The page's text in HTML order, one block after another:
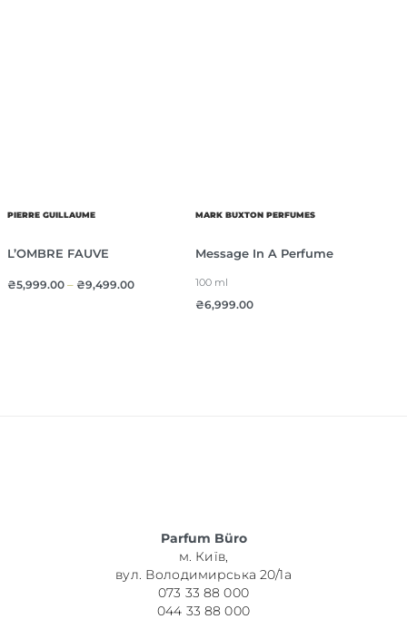
PIERRE GUILLAUME
L’OMBRE FAUVE
₴5,999.00– ₴9,499.00
MARK BUXTON PERFUMES
Message In A Perfume
100 ml
₴6,999.00
Parfum Büro
м. Київ,
вул. Володимирська 20/1а
073 33 88 000
044 33 88 000